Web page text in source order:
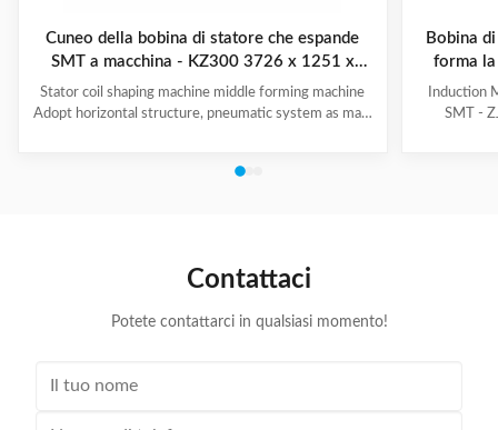
Cuneo della bobina di statore che espande
SMT a macchina - KZ300 3726 x 1251 x
2111mm
Stator coil shaping machine middle forming machine
Adopt horizontal structure, pneumatic system as main
expanding blades is synchronous, no need two times
after expending. (1)
Bobina
forma
Induction
SMT -
Contattaci
Potete contattarci in qualsiasi momento!